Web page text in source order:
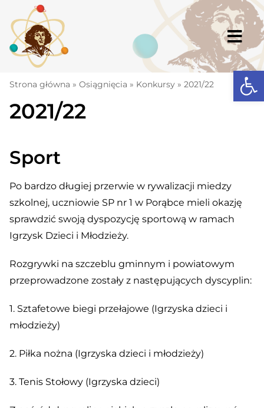
content
Strona główna
Aktualności
Szkoła
Dokumenty
Osiągnięcia
Strona główna » Osiągnięcia » Konkursy» 2021/22
2021/22
Sport
Po bardzo długiej przerwie w rywalizacji miedzy
szkolnej, uczniowie SP nr 1 w Porąbce mieli okazję
sprawdzić swoją dyspozycję sportową w ramach
Igrzysk Dzieci i Młodzieży.
Rozgrywki na szczeblu gminnym i powiatowym
przeprowadzone zostały z następujących dyscyplin:
1. Sztafetowe biegi przełajowe (Igrzyska dzieci i
młodzieży)
2. Piłka nożna (Igrzyska dzieci i młodzieży)
3. Tenis Stołowy (Igrzyska dzieci)